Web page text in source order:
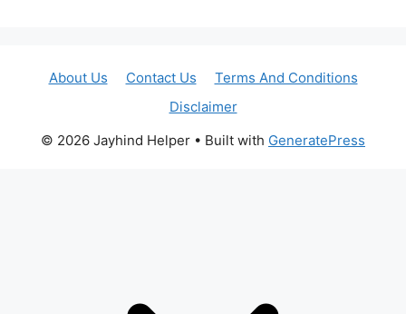
About Us Contact Us
Terms And Conditions
Disclaimer
© 2026 Jayhind Helper • Built with GeneratePress